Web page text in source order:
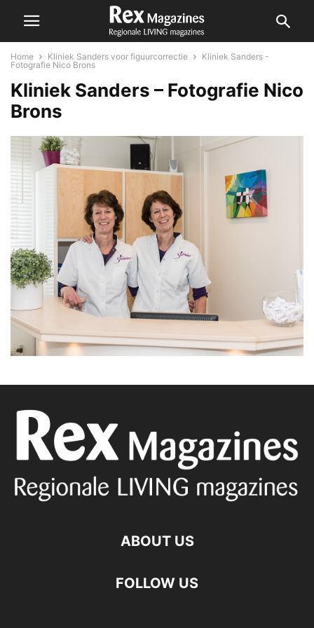
Home Kliniek Sanders voor figuurcorrectie
Kliniek Sanders -
Fotografie Nico Brons
Kliniek Sanders – Fotografie Nico
Brons
ABOUT US
FOLLOW US